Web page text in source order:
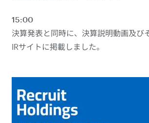
15:00
決算発表と同時に、決算説明動画及び
IRサイトに掲載しました。